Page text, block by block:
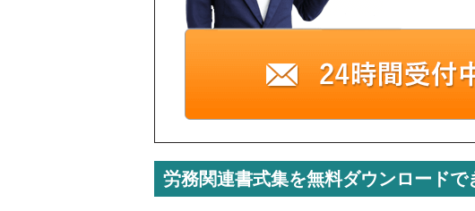
労務関連書式集を無料ダウンロードで